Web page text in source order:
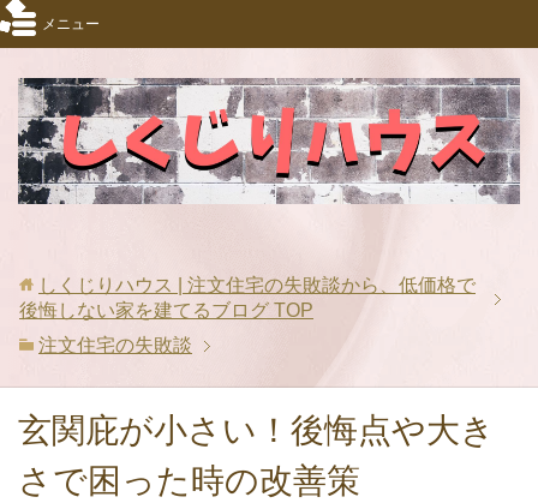
メニュー
しくじりハウス | 注文住宅の失敗談から、低価格で
後悔しない家を建てるブログ TOP
注文住宅の失敗談
玄関庇が小さい！後悔点や大き
さで困った時の改善策